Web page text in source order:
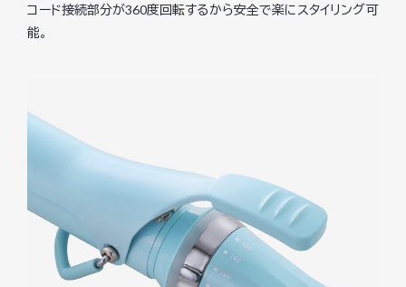
コード接続部分が360度回転するから安全で楽にスタイリング可
能。